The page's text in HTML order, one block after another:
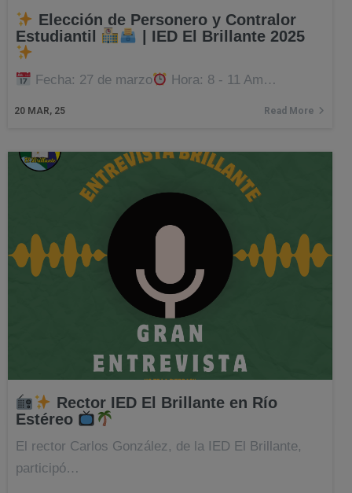
Elección de Personero y Contralor
Estudiantil
| IED El Brillante 2025
20 MAR, 25
Fecha: 27 de marzo Hora: 8 - 11 Am…
Read More
Rector IED El Brillante en Río
Estéreo
El rector Carlos González, de la IED El Brillante,
participó…